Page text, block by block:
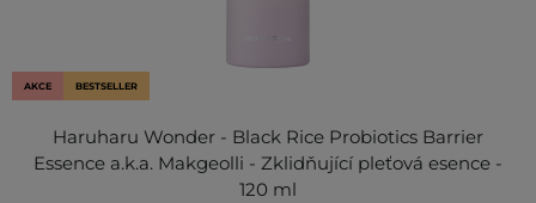
AKCE BESTSELLER
Haruharu Wonder - Black Rice Probiotics Barrier
Essence a.k.a. Makgeolli - Zklidňující pleťová esence -
120 ml